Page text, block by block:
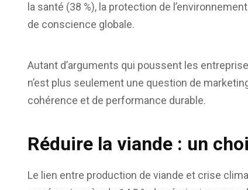
la santé (38 %), la protection de
de conscience globale.
Autant d’arguments qui poussent les
n’est plus seulement une question de
cohérence et de performance durable.
Réduire la viande : un
Le lien entre production de viande et crise